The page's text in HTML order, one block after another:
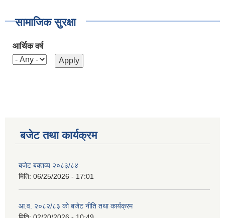
सामाजिक सुरक्षा
आर्थिक वर्ष
बजेट तथा कार्यक्रम
बजेट बक्तव्य २०८३/८४
मिति: 06/25/2026 - 17:01
आ.व. २०८२/८३ को बजेट नीति तथा कार्यक्रम